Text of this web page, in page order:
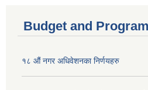
Budget and Program
१८ औं नगर अधिवेशनका निर्णयहरु